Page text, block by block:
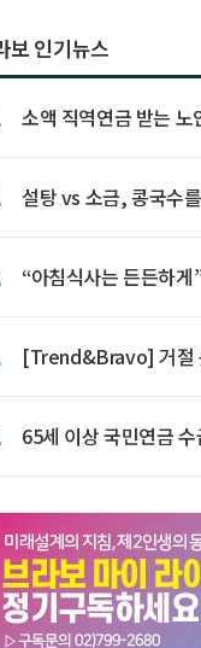
보 인기뉴스
소액 직역연금 받는
설탕 vs 소금, 콩국수
“아침식사는 든든하
[Trend&Bravo] 거절
65세 이상 국민연금